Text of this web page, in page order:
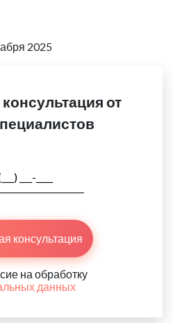
2025
от
консультация
на обработку
данных